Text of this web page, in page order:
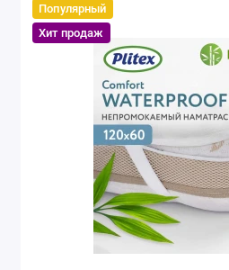
Популярный
Хит продаж